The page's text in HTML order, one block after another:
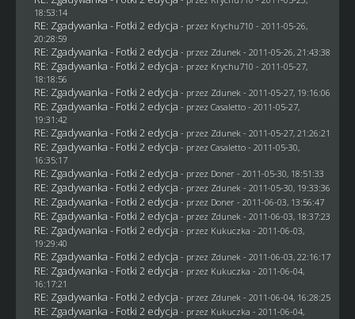
18:53:14
RE: Zgadywanka - Fotki 2 edycja - przez Krychu710 - 2011-05-26,
20:28:59
RE: Zgadywanka - Fotki 2 edycja - przez Zdunek - 2011-05-26, 21:43:38
RE: Zgadywanka - Fotki 2 edycja - przez Krychu710 - 2011-05-27,
18:18:56
RE: Zgadywanka - Fotki 2 edycja - przez Zdunek - 2011-05-27, 19:16:06
RE: Zgadywanka - Fotki 2 edycja - przez Casaletto- 2011-05-27,
19:31:42
RE: Zgadywanka - Fotki 2 edycja - przez Zdunek - 2011-05-27, 21:26:21
RE: Zgadywanka - Fotki 2 edycja - przez Casaletto- 2011-05-30,
16:35:17
RE: Zgadywanka - Fotki 2 edycja - przez Doner- 2011-05-30, 18:51:33
RE: Zgadywanka - Fotki 2 edycja - przez Zdunek - 2011-05-30, 19:33:36
RE: Zgadywanka - Fotki 2 edycja - przez Doner- 2011-06-03, 13:56:47
RE: Zgadywanka - Fotki 2 edycja - przez Zdunek - 2011-06-03, 18:37:23
RE: Zgadywanka - Fotki 2 edycja - przez Kukuczka - 2011-06-03,
19:29:40
RE: Zgadywanka - Fotki 2 edycja - przez Zdunek - 2011-06-03, 22:16:17
RE: Zgadywanka - Fotki 2 edycja - przez Kukuczka - 2011-06-04,
16:17:21
RE: Zgadywanka - Fotki 2 edycja - przez Zdunek - 2011-06-04, 16:28:25
RE: Zgadywanka - Fotki 2 edycja - przez Kukuczka - 2011-06-04,